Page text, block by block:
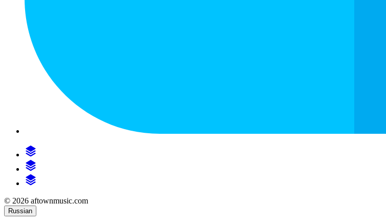
© 2026 aftownmusic.com
Russian